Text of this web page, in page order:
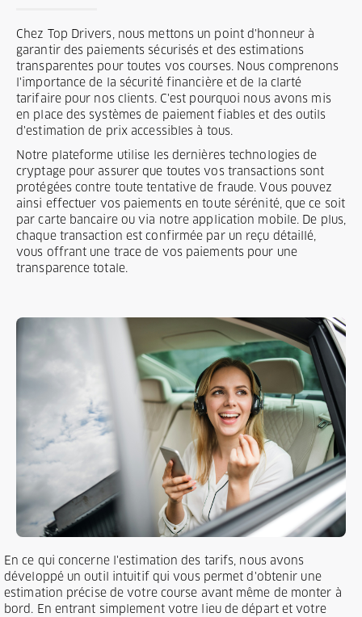
Chez Top Drivers, nous mettons un point d'honneur à
garantir des paiements sécurisés et des estimations
transparentes pour toutes vos courses. Nous comprenons
l'importance de la sécurité financière et de la clarté
tarifaire pour nos clients. C'est pourquoi nous avons mis
en place des systèmes de paiement fiables et des outils
d'estimation de prix accessibles à tous.
Notre plateforme utilise les dernières technologies de
cryptage pour assurer que toutes vos transactions sont
protégées contre toute tentative de fraude. Vous pouvez
ainsi effectuer vos paiements en toute sérénité, que ce soit
par carte bancaire ou via notre application mobile. De plus,
chaque transaction est confirmée par un reçu détaillé,
vous offrant une trace de vos paiements pour une
transparence totale.
En ce qui concerne l'estimation des tarifs, nous avons
développé un outil intuitif qui vous permet d'obtenir une
estimation précise de votre course avant même de monter à
bord. En entrant simplement votre lieu de départ et votre